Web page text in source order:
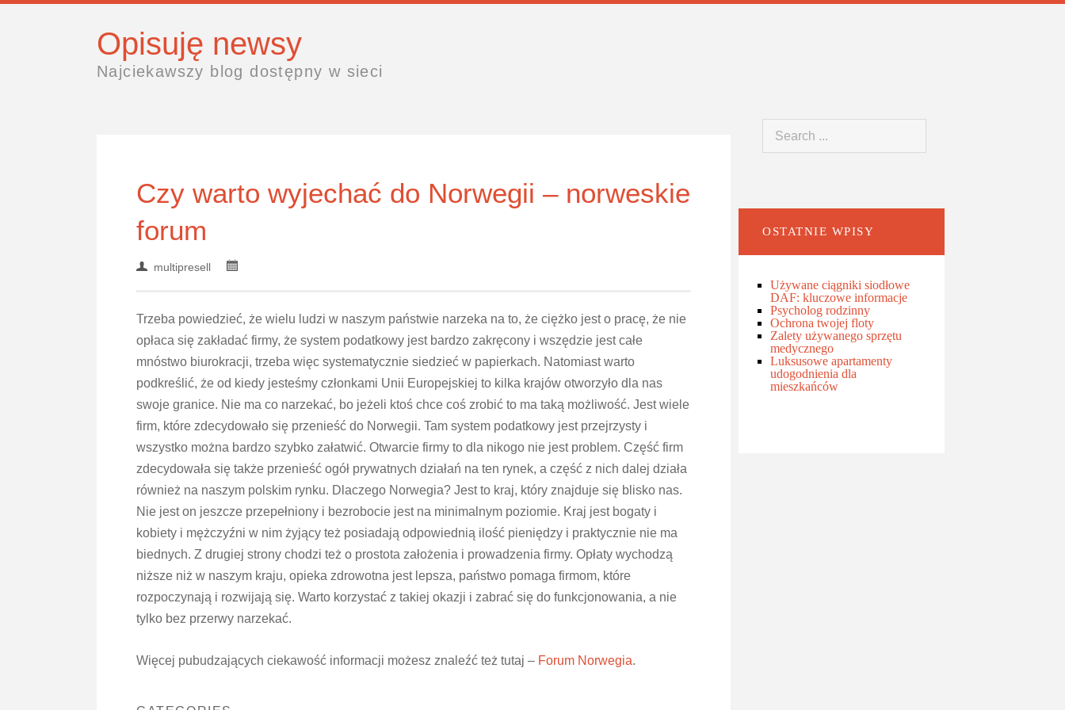
Opisuję newsy
Najciekawszy blog dostępny w sieci
Czy warto wyjechać do Norwegii – norweskie
forum
multipresell
Trzeba powiedzieć, że wielu ludzi w naszym państwie narzeka na to, że ciężko jest o pracę, że nie
opłaca się zakładać firmy, że system podatkowy jest bardzo zakręcony i wszędzie jest całe
mnóstwo biurokracji, trzeba więc systematycznie siedzieć w papierkach. Natomiast warto
podkreślić, że od kiedy jesteśmy członkami Unii Europejskiej to kilka krajów otworzyło dla nas
swoje granice. Nie ma co narzekać, bo jeżeli ktoś chce coś zrobić to ma taką możliwość. Jest wiele
firm, które zdecydowało się przenieść do Norwegii. Tam system podatkowy jest przejrzysty i
wszystko można bardzo szybko załatwić. Otwarcie firmy to dla nikogo nie jest problem. Część firm
zdecydowała się także przenieść ogół prywatnych działań na ten rynek, a część z nich dalej działa
również na naszym polskim rynku. Dlaczego Norwegia? Jest to kraj, który znajduje się blisko nas.
Nie jest on jeszcze przepełniony i bezrobocie jest na minimalnym poziomie. Kraj jest bogaty i
kobiety i mężczyźni w nim żyjący też posiadają odpowiednią ilość pieniędzy i praktycznie nie ma
biednych. Z drugiej strony chodzi też o prostota założenia i prowadzenia firmy. Opłaty wychodzą
niższe niż w naszym kraju, opieka zdrowotna jest lepsza, państwo pomaga firmom, które
rozpoczynają i rozwijają się. Warto korzystać z takiej okazji i zabrać się do funkcjonowania, a nie
tylko bez przerwy narzekać.
Więcej pubudzających ciekawość informacji możesz znaleźć też tutaj – Forum Norwegia.
OSTATNIE WPISY
Używane ciągniki siodłowe
DAF: kluczowe informacje
Psycholog rodzinny
Ochrona twojej floty
Zalety używanego sprzętu
medycznego
Luksusowe apartamenty
udogodnienia dla
mieszkańców